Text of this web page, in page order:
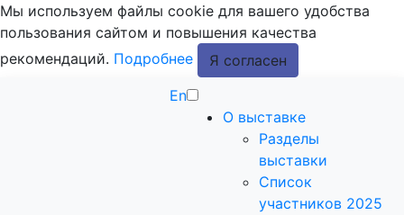
Мы используем файлы cookie для вашего удобства
пользования сайтом и повышения качества
рекомендаций. Подробнее
Я согласен
En
О выставке
Разделы
выставки
Список
участников 2025